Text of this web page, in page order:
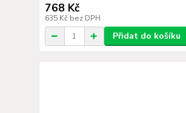
768 Kč
635 Kč bez DPH
Přidat do košíku